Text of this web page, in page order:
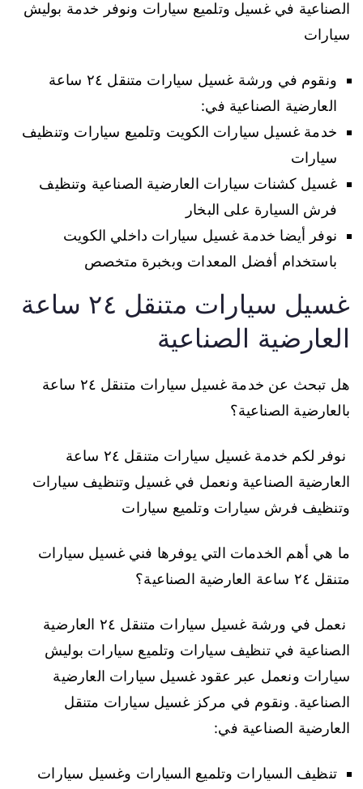
الصناعية في غسيل وتلميع سيارات ونوفر خدمة بوليش
سيارات
ونقوم في ورشة غسيل سيارات متنقل ٢٤ ساعة
العارضية الصناعية في:
خدمة غسيل سيارات الكويت وتلميع سيارات وتنظيف
سيارات
غسيل كشنات سيارات العارضية الصناعية وتنظيف
فرش السيارة على البخار
نوفر أيضا خدمة غسيل سيارات داخلي الكويت
باستخدام أفضل المعدات وبخبرة متخصص
غسيل سيارات متنقل ٢٤ ساعة
العارضية الصناعية
هل تبحث عن خدمة غسيل سيارات متنقل ٢٤ ساعة
بالعارضية الصناعية؟
نوفر لكم خدمة غسيل سيارات متنقل ٢٤ ساعة
العارضية الصناعية ونعمل في غسيل وتنظيف سيارات
وتنظيف فرش سيارات وتلميع سيارات
ما هي أهم الخدمات التي يوفرها فني غسيل سيارات
متنقل ٢٤ ساعة العارضية الصناعية؟
نعمل في ورشة غسيل سيارات متنقل ٢٤ العارضية
الصناعية في تنظيف سيارات وتلميع سيارات بوليش
سيارات ونعمل عبر عقود غسيل سيارات العارضية
الصناعية. ونقوم في مركز غسيل سيارات متنقل
العارضية الصناعية في:
تنظيف السيارات وتلميع السيارات وغسيل سيارات